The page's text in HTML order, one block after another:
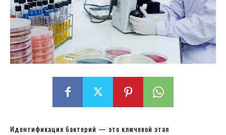
Идентификация бактерий — это ключевой этап